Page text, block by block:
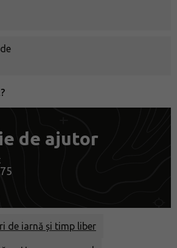
de ajutor
de iarnă și timp liber